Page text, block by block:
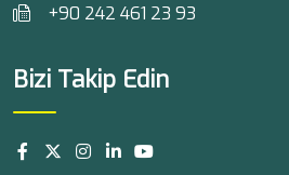
+90 242 461 23 93
Bizi Takip Edin